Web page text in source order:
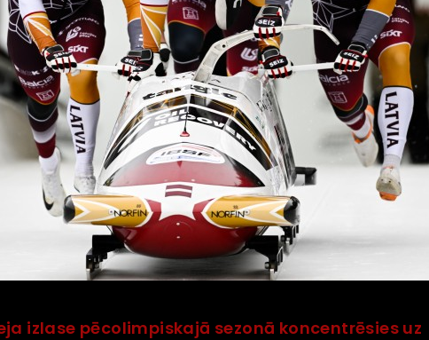
izlase pēcolimpiskajā sezonā koncentrēsies uz